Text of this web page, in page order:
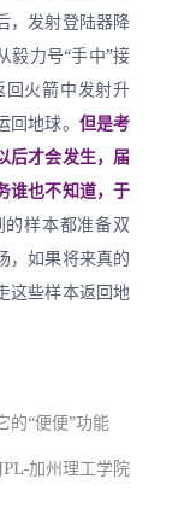
，发射登陆器降
毅力号“手中”接
火箭中发射升
地球。 但是考
后才会发生，届
谁也不知道，于
样本都准备双
，如果将来真的
这些样本返回地
的“便便”功能
加州理工学院